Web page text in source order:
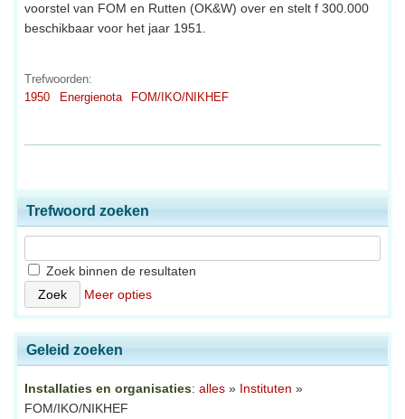
voorstel van FOM en Rutten (OK&W) over en stelt f 300.000
beschikbaar voor het jaar 1951.
Trefwoorden:
1950
Energienota FOM/IKO/NIKHEF
Trefwoord zoeken
Zoek binnen de resultaten
Meer opties
Geleid zoeken
Installaties en organisaties: alles » Instituten »
FOM/IKO/NIKHEF